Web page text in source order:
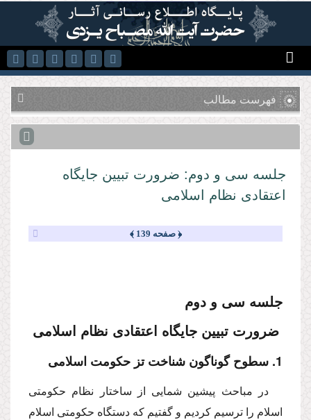
رفتن به محتوای اصلی
فهرست مطالب
جلسه سى و دوم: ضرورت تبیین جایگاه
اعتقادى نظام اسلامى
﴿ صفحه 139 ﴾
جلسه سى و دوم
ضرورت تبیین جایگاه اعتقادى نظام اسلامى
1. سطوح گوناگون شناخت تز حكومت اسلامى
در مباحث پیشین شمایى از ساختار نظام حكومتى
اسلام را ترسیم كردیم و گفتیم كه دستگاه حكومتى اسلام